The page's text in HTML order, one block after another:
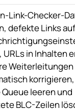
Link-Checker-
defekte Links
URLs in Inhalten
Weiterleitungen
Queue leeren und
BLC-Zeilen